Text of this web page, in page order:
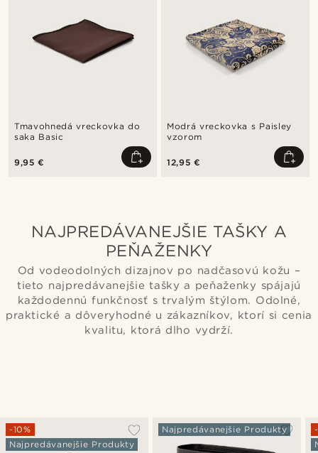
Tmavohnedá vreckovka do
saka Basic
9,95 €
Modrá vreckovka s Paisley
vzorom
12,95 €
NAJPREDÁVANEJŠIE TAŠKY A
PEŇAŽENKY
Od vodeodolných dizajnov po nadčasovú kožu –
tieto najpredávanejšie tašky a peňaženky spájajú
každodennú funkčnosť s trvalým štýlom. Odolné,
praktické a dôveryhodné u zákazníkov, ktorí si cenia
kvalitu, ktorá dlho vydrží.
-10%
Najpredávanejšie Produkty
Najpredávanejšie Produkty